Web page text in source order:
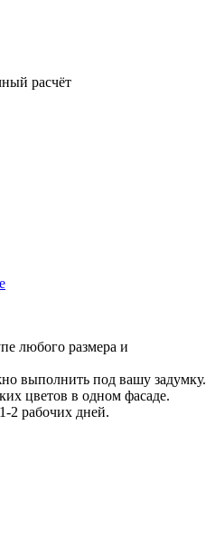
расчёт
любого размера и
выполнить под вашу задумку.
цветов в одном фасаде.
2 рабочих дней.